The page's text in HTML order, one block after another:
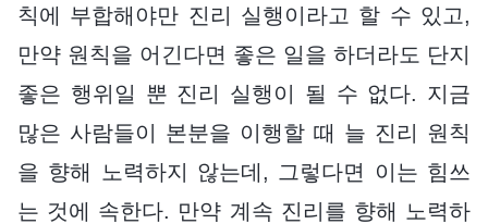
칙에 부합해야만 진리 실행이라고 할 수 있고,
만약 원칙을 어긴다면 좋은 일을 하더라도 단지
좋은 행위일 뿐 진리 실행이 될 수 없다. 지금
많은 사람들이 본분을 이행할 때 늘 진리 원칙
을 향해 노력하지 않는데, 그렇다면 이는 힘쓰
는 것에 속한다. 만약 계속 진리를 향해 노력하